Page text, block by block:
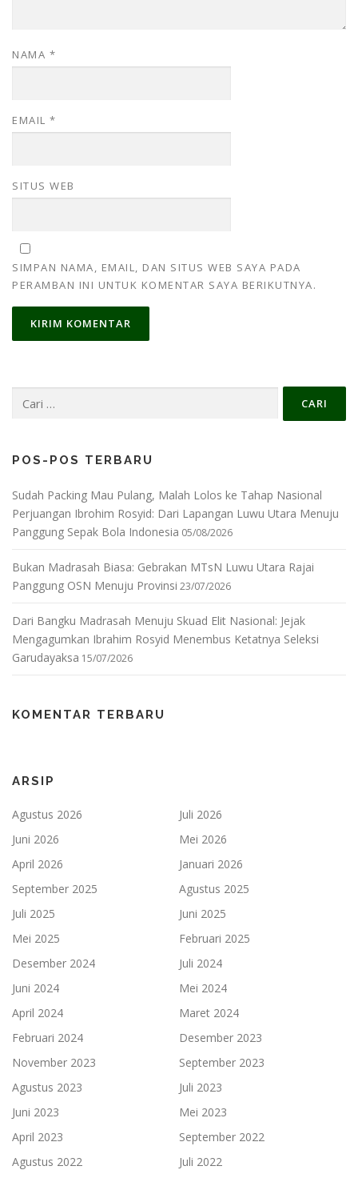
NAMA *
EMAIL *
SITUS WEB
SIMPAN NAMA, EMAIL, DAN SITUS WEB SAYA PADA
PERAMBAN INI UNTUK KOMENTAR SAYA BERIKUTNYA.
untuk:
POS-POS TERBARU
Sudah Packing Mau Pulang, Malah Lolos ke Tahap Nasional
Perjuangan Ibrohim Rosyid: Dari Lapangan Luwu Utara Menuju
Panggung Sepak Bola Indonesia 05/08/2026
Bukan Madrasah Biasa: Gebrakan MTsN Luwu Utara Rajai
Panggung OSN Menuju Provinsi 23/07/2026
Dari Bangku Madrasah Menuju Skuad Elit Nasional: Jejak
Mengagumkan Ibrahim Rosyid Menembus Ketatnya Seleksi
Garudayaksa 15/07/2026
KOMENTAR TERBARU
ARSIP
Agustus 2026
Juli 2026
Juni 2026
Mei 2026
April 2026
Januari 2026
September 2025
Agustus 2025
Juli 2025
Juni 2025
Mei 2025
Februari 2025
Desember 2024
Juli 2024
Juni 2024
Mei 2024
April 2024
Maret 2024
Februari 2024
Desember 2023
November 2023
September 2023
Agustus 2023
Juli 2023
Juni 2023
Mei 2023
April 2023
September 2022
Agustus 2022
Juli 2022